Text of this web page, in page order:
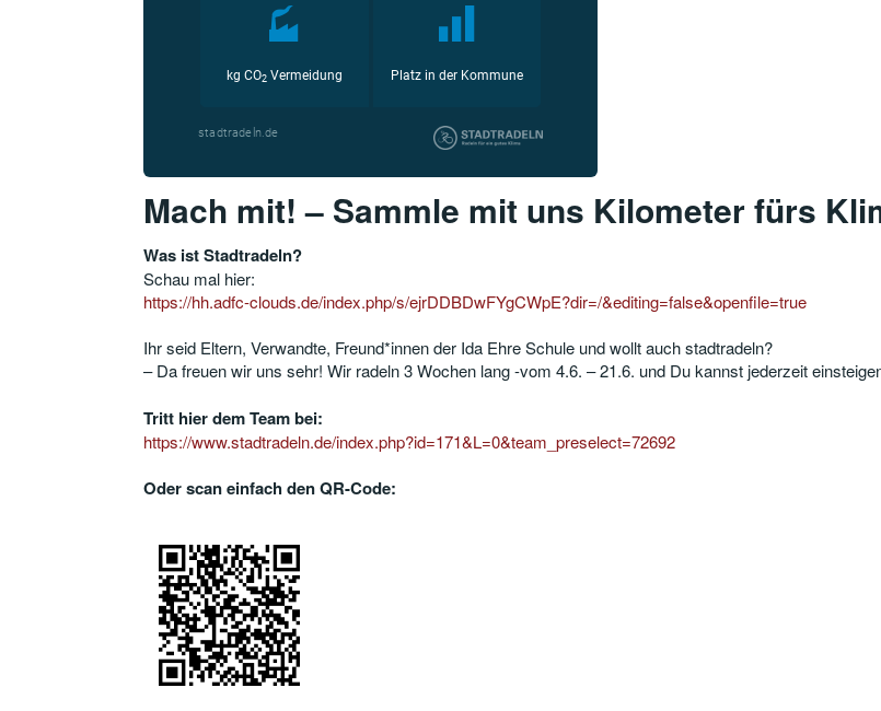
Mach mit! – Sammle mit uns Kilometer fürs
Was ist Stadtradeln?
Schau mal hier:
https://hh.adfc-clouds.de/index.php/s/ejrDDBDwFYgCWpE?dir=/&editing=false&openfile=true
Ihr seid Eltern, Verwandte, Freund*innen der Ida Ehre Schule und wollt auch stadtradeln?
– Da freuen wir uns sehr! Wir radeln 3 Wochen lang -vom 4.6. – 21.6. und Du kannst jederzeit
Tritt hier dem Team bei:
https://www.stadtradeln.de/index.php?id=171&L=0&team_preselect=72692
Oder scan einfach den QR-Code: